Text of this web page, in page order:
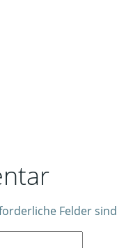
Felder